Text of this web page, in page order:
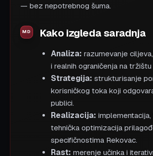
— bez nepotrebnog šuma.
Kako izgleda saradnja
Analiza: razumevanje
i realnih ograničenja na
Strategija: strukturisanje
korisničkog toka koji
publici.
Realizacija:
tehnička optimizacija
specifičnostima Rekovac.
Rast: merenje učinka i